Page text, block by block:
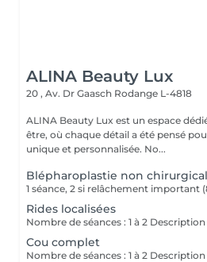
ALINA Beauty Lux
20 , Av. Dr Gaasch Rodange L-4818
ALINA Beauty Lux est un espace
être, où chaque détail a été pensé
unique et personnalisée. No...
Blépharoplastie non
Rides localisées
Cou complet